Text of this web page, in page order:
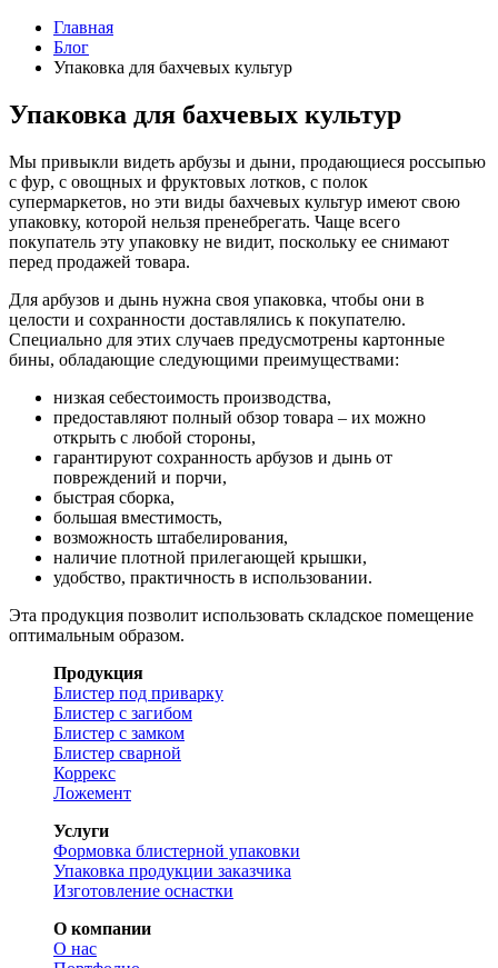
Главная
Блог
Упаковка для бахчевых культур
Упаковка для бахчевых культур
Мы привыкли видеть арбузы и дыни, продающиеся россыпью
с фур, с овощных и фруктовых лотков, с полок
супермаркетов, но эти виды бахчевых культур имеют свою
упаковку, которой нельзя пренебрегать. Чаще всего
покупатель эту упаковку не видит, поскольку ее снимают
перед продажей товара.
Для арбузов и дынь нужна своя упаковка, чтобы они в
целости и сохранности доставлялись к покупателю.
Специально для этих случаев предусмотрены картонные
бины, обладающие следующими преимуществами:
низкая себестоимость производства,
предоставляют полный обзор товара – их можно
открыть с любой стороны,
гарантируют сохранность арбузов и дынь от
повреждений и порчи,
быстрая сборка,
большая вместимость,
возможность штабелирования,
наличие плотной прилегающей крышки,
удобство, практичность в использовании.
Эта продукция позволит использовать складское помещение
оптимальным образом.
Продукция
Блистер под приварку
Блистер с загибом
Блистер с замком
Блистер сварной
Коррекс
Ложемент
Услуги
Формовка блистерной упаковки
Упаковка продукции заказчика
Изготовление оснастки
О компании
О нас